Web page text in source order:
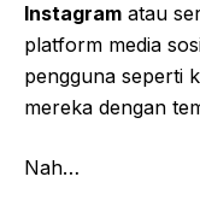
Instagram atau
platform media
pengguna seperti
mereka dengan
Nah…